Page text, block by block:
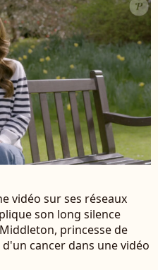
vidéo sur ses réseaux
son long silence
princesse de
cancer dans une vidéo